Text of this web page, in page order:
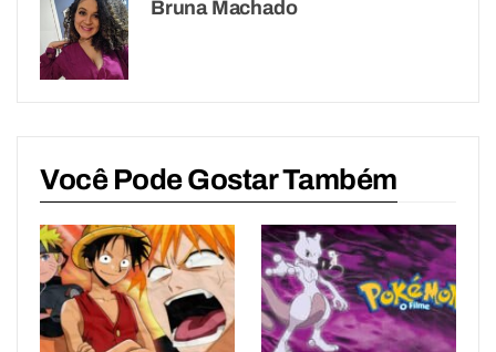
Bruna Machado
Você Pode Gostar Também